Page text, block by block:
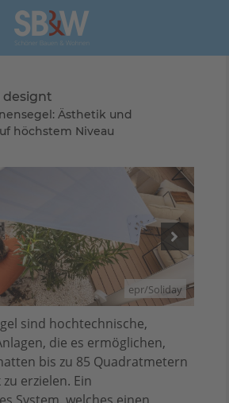
designt
Ästhetik und
höchstem Niveau
epr/Soliday
sind hochtechnische,
die es ermöglichen,
bis zu 85 Quadratmetern
erzielen. Ein